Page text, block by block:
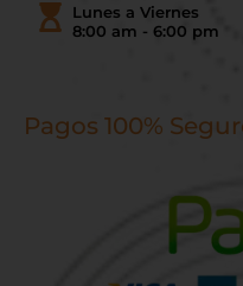
Lunes a Viernes
8:00 am - 6:00 pm
Pagos 100%